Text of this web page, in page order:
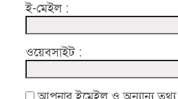
ই-মেইল :
ওয়েবসাইট :